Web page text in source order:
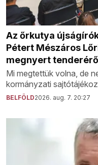
Az őrkutya
Pétert Mészáros
megnyert
Mi megtettük volna, de
kormányzati
BELFÖLD2026. aug. 7. 20:27